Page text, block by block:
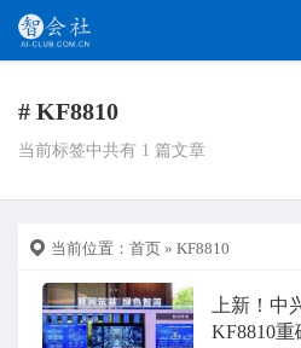
# KF8810
当前标签中共有 1 篇文章
当前位置： 首页 » KF8810
上新！中
KF8810重